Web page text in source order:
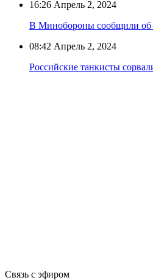
16:26 Апрель 2, 2024
В Минобороны сообщили об
08:42 Апрель 2, 2024
Российские танкисты
Связь с эфиром